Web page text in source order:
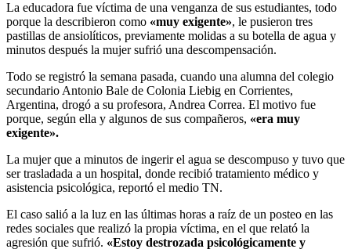
La educadora fue víctima de una venganza de sus estudiantes, todo
porque la describieron como «muy exigente», le pusieron tres
pastillas de ansiolíticos, previamente molidas a su botella de agua y
minutos después la mujer sufrió una descompensación.
Todo se registró la semana pasada, cuando una alumna del co­legio
secundario Antonio Bale de Colonia Liebig en Corrientes,
Argentina, drogó a su profesora, Andrea Correa. El motivo fue
porque, según ella y algunos de sus compañeros, «era muy
exigente».
La mujer que a minutos de ingerir el agua se descompuso y tuvo que
ser trasladada a un hospital, donde recibió tratamiento médico y
asistencia psicológica, reportó el medio TN.
El caso salió a la luz en las últimas horas a raíz de un posteo en las
redes sociales que realizó la propia víctima, en el que relató la
agresión que sufrió. «Estoy destrozada psicológicamente y